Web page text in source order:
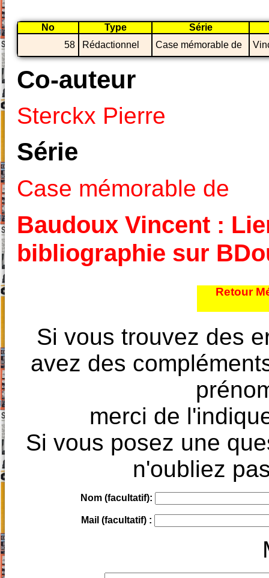
No Type
Série
58
Rédactionnel Case mémorable de
Co-auteur
Sterckx Pierre
Série
Case mémorable de
Baudoux Vincent :
bibliographie sur
Retour
Si vous trouvez des
avez des
merci de
Si vous posez une
n'oubliez
Nom (facultatif):
Mail (facultatif) :